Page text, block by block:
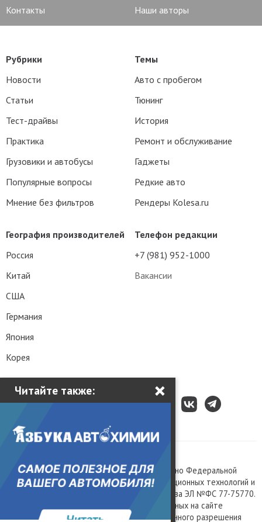
Читайте также: ×
Контакты
Наши авторы
Телефон редакции
+7 (981) 952-1000
Вакансии
Рубрики
Новости
Статьи
Тест-драйвы
Практика
Грузовики и автобусы
Популярные вопросы
Мнение без фильтров
Темы
Авто с пробегом
Тюнинг
История
Ремонт и обслуживание
Гаджеты
Редкие авто
Рендеры Kolesa.ru
География производителей
Россия
Китай
США
Германия
Япония
Корея
Сетевое издание «Kolesa.ru», зарегистрировано Федеральной
службой по надзору в сфере связи, информационных технологий и
массовых коммуникаций, номер свидетельства ЭЛ №ФС 77-75770.
Любое использование материалов, размещенных на сайте
www.kolesa.ru, допускается только с письменного разрешения